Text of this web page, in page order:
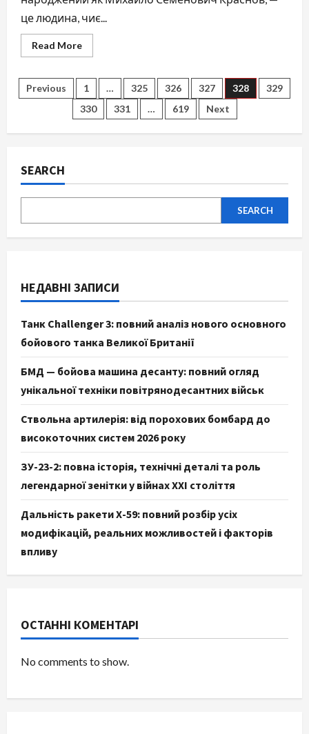
це людина, чиє...
Read MoreRead
more
Краснов:
біографія
чилійського
бригадира
з
козацьким
Posts
pagination
Previous 1 … 325 326 327 328
329
330
331 … 619 Next
SEARCH
SEARCH
НЕДАВНІ ЗАПИСИ
Танк Challenger 3: повний аналіз нового основного
бойового танка Великої Британії
БМД — бойова машина десанту: повний огляд
унікальної техніки повітрянодесантних військ
Ствольна артилерія: від порохових бомбард до
високоточних систем 2026 року
ЗУ-23-2: повна історія, технічні деталі та роль
легендарної зенітки у війнах XXI століття
Дальність ракети Х-59: повний розбір усіх
модифікацій, реальних можливостей і факторів
впливу
ОСТАННІ КОМЕНТАРІ
No comments to show.